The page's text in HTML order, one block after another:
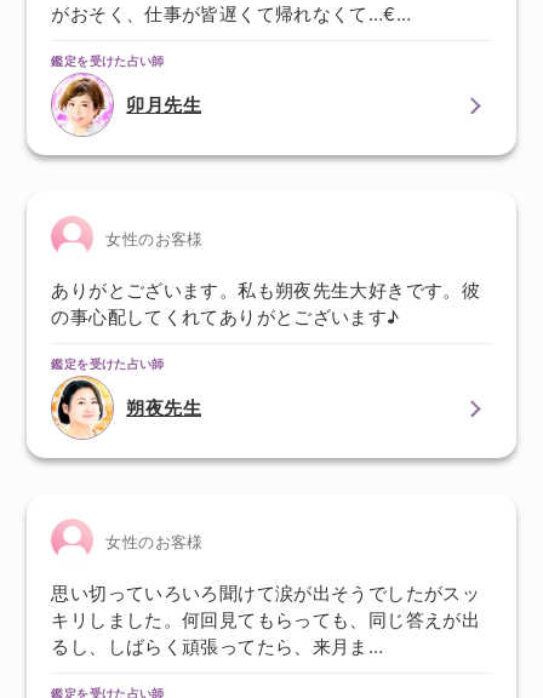
がおそく、仕事が皆遅くて帰れなくて…€…
鑑定を受けた占い師
卯月先生
女性のお客様
ありがとございます。私も朔夜先生大好きです。彼
の事心配してくれてありがとございます♪
鑑定を受けた占い師
朔夜先生
女性のお客様
思い切っていろいろ聞けて涙が出そうでしたがスッ
キリしました。何回見てもらっても、同じ答えが出
るし、しばらく頑張ってたら、来月ま…
鑑定を受けた占い師